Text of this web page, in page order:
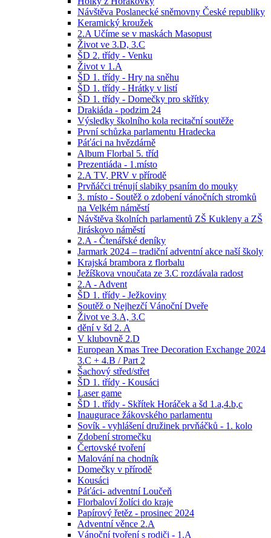
Návštěva Poslanecké sněmovny České republiky
Keramický kroužek
2.A Učíme se v maskách Masopust
Život ve 3.D, 3.C
ŠD 2. třídy - Venku
Život v 1.A
ŠD 1. třídy - Hry na sněhu
ŠD 1. třídy - Hrátky v listí
ŠD 1. třídy - Domečky pro skřítky
Drakiáda - podzim 24
Výsledky školního kola recitační soutěže
První schůzka parlamentu Hradecka
Páťáci na hvězdárně
Album Florbal 5. tříd
Prezentiáda - 1.místo
2.A TV, PRV v přírodě
Prvňáčci trénují slabiky psaním do mouky
3. místo - Soutěž o zdobení vánočních stromků
na Velkém náměstí
Návštěva školních parlamentů ZŠ Kukleny a ZŠ
Jiráskovo náměstí
2.A - Čtenářské deníky
Jarmark 2024 – tradiční adventní akce naší školy
Krajská brambora z florbalu
Ježíškova vnoučata ze 3.C rozdávala radost
2.A - Advent
ŠD 1. třídy - Ježkoviny
Soutěž o Nejhezčí Vánoční Dveře
Život ve 3.A, 3.C
dění v šd 2. A
V klubovně 2.D
European Xmas Tree Decoration Exchange 2024
3.C + 4.B / Part 2
Šachový střed/střet
ŠD 1. třídy - Kousáci
Laser game
ŠD 1. třídy - Skřítek Horáček a šd 1.a,4.b,c
Inaugurace žákovského parlamentu
Sovík - vyhlášení družinek prvňáčků - 1. kolo
Zdobení stromečku
Čertovské tvoření
Malování na chodník
Domečky v přírodě
Kousáci
Páťáci- adventní Loučeň
Florbaloví žolíci do kraje
Papírový řetěz - prosinec 2024
Adventní věnce 2.A
Vánoční tvoření s rodiči - 1.A